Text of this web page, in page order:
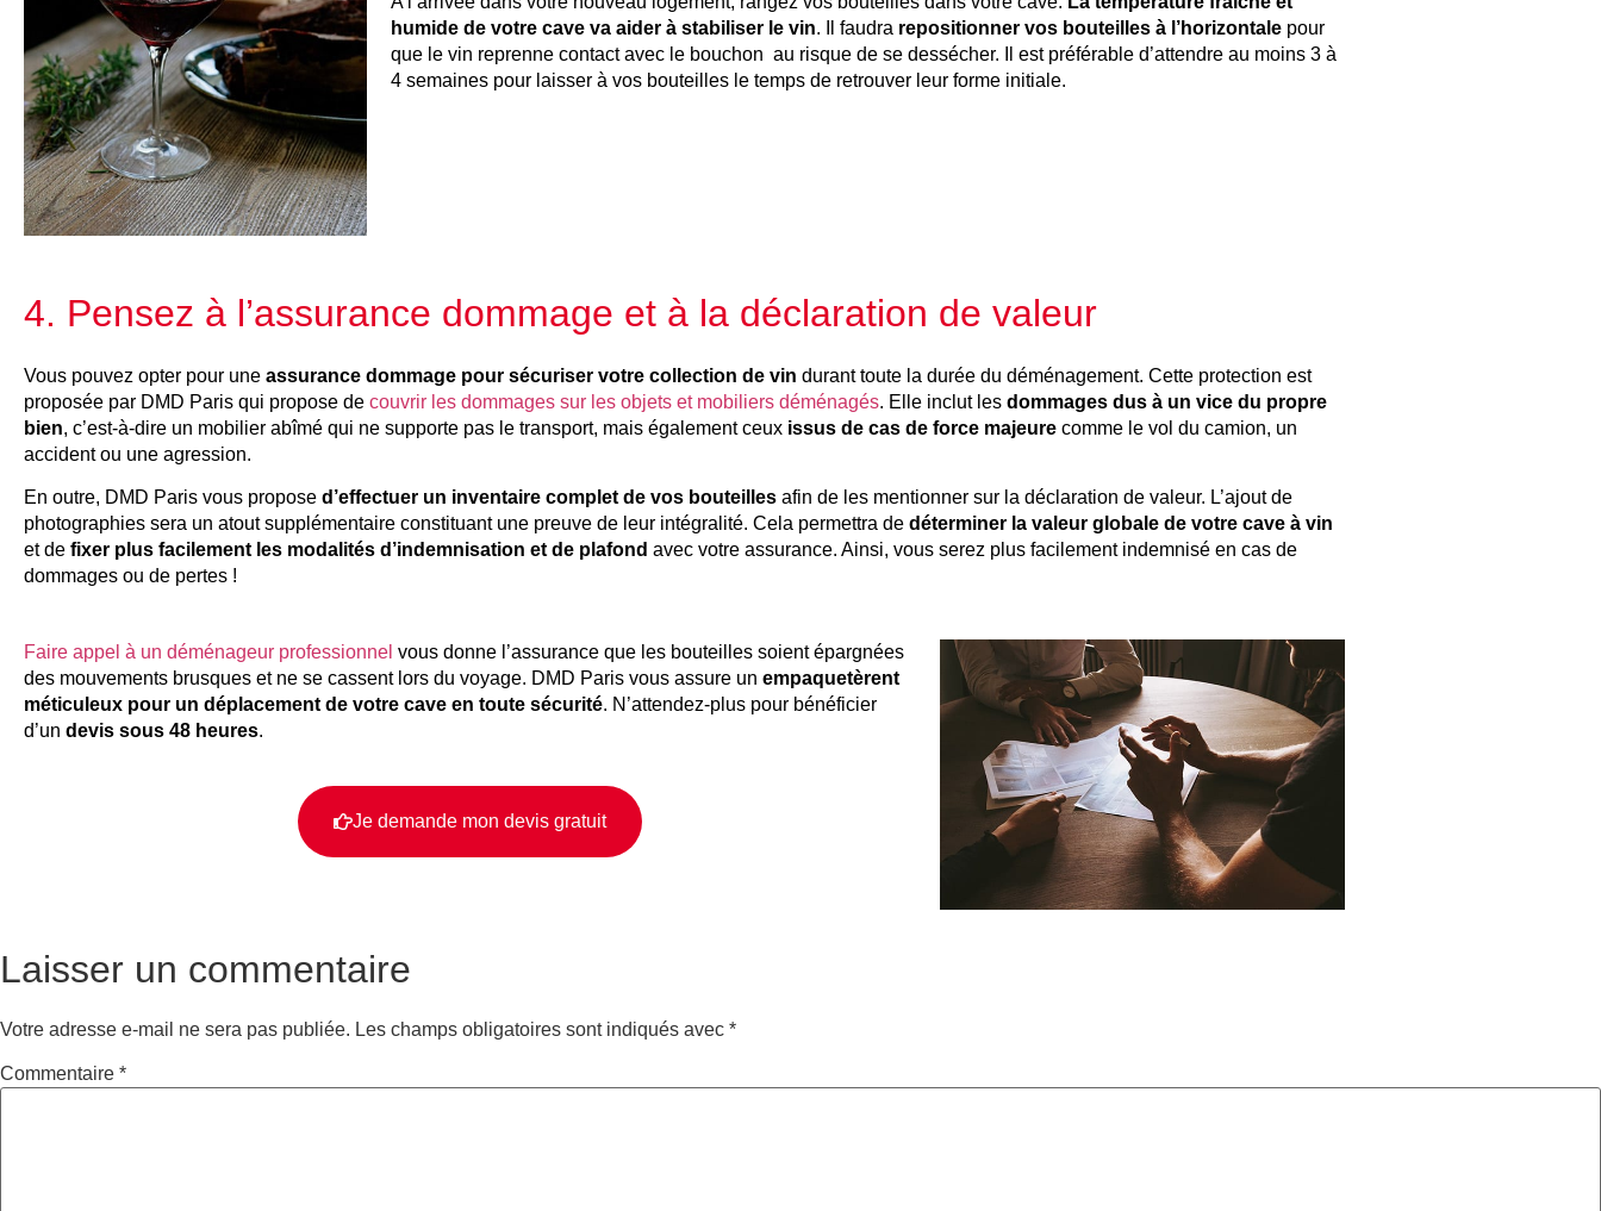
humide de votre cave va aider à stabiliser le vin. Il faudra repositionner vos bouteilles à l’horizontale pour
que le vin reprenne contact avec le bouchon au risque de se dessécher. Il est préférable d’attendre au moins 3 à
4 semaines pour laisser à vos bouteilles le temps de retrouver leur forme initiale.
4. Pensez à l’assurance dommage et à la déclaration de valeur
Vous pouvez opter pour une assurance dommage pour sécuriser votre collection de vin durant toute la durée du déménagement. Cette protection est
proposée par DMD Paris qui propose de couvrir les dommages sur les objets et mobiliers déménagés. Elle inclut les dommages dus à un vice du propre
bien, c’est-à-dire un mobilier abîmé qui ne supporte pas le transport, mais également ceux issus de cas de force majeure comme le vol du camion, un
accident ou une agression.
En outre, DMD Paris vous propose d’effectuer un inventaire complet de vos bouteilles afin de les mentionner sur la déclaration de valeur. L’ajout de
photographies sera un atout supplémentaire constituant une preuve de leur intégralité. Cela permettra de déterminer la valeur globale de votre cave à vin
et de fixer plus facilement les modalités d’indemnisation et de plafond avec votre assurance. Ainsi, vous serez plus facilement indemnisé en cas de
dommages ou de pertes !
Faire appel à un déménageur professionnel vous donne l’assurance que les bouteilles soient épargnées
des mouvements brusques et ne se cassent lors du voyage. DMD Paris vous assure un empaquetèrent
méticuleux pour un déplacement de votre cave en toute sécurité. N’attendez-plus pour bénéficier
d’un devis sous 48 heures.
Je demande mon devis gratuit
Laisser un commentaire
Votre adresse e-mail ne sera pas publiée. Les champs obligatoires sont indiqués avec *
Commentaire *